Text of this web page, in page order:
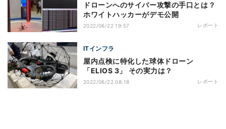
ドローンへのサイバー攻撃の手口とは？
ホワイトハッカーがデモ公開
2022/06/22 19:57 レポート
ITインフラ
屋内点検に特化した球体ドローン
「ELIOS 3」 その実力は？
2022/06/22 08:18 レポート